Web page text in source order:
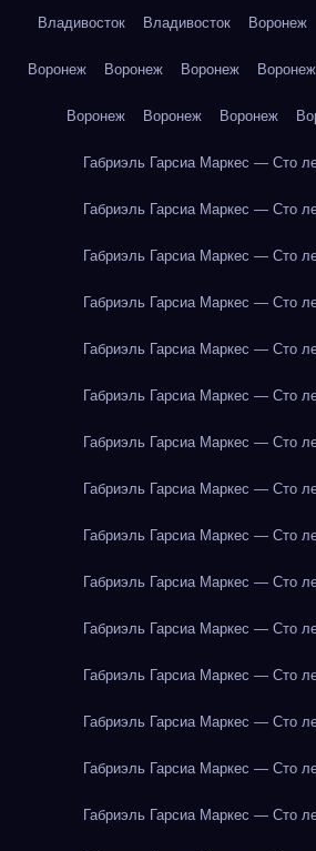
Владивосток Владивосток Воронеж
Воронеж Воронеж Воронеж Воронеж
Воронеж Воронеж Воронеж
Габриэль Гарсиа Маркес — Сто
Габриэль Гарсиа Маркес — Сто
Габриэль Гарсиа Маркес — Сто
Габриэль Гарсиа Маркес — Сто
Габриэль Гарсиа Маркес — Сто
Габриэль Гарсиа Маркес — Сто
Габриэль Гарсиа Маркес — Сто
Габриэль Гарсиа Маркес — Сто
Габриэль Гарсиа Маркес — Сто
Габриэль Гарсиа Маркес — Сто
Габриэль Гарсиа Маркес — Сто
Габриэль Гарсиа Маркес — Сто
Габриэль Гарсиа Маркес — Сто
Габриэль Гарсиа Маркес — Сто
Габриэль Гарсиа Маркес — Сто